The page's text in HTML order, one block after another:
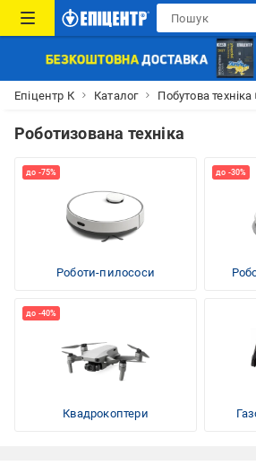
Епіцентр К Каталог Побутова техніка
Роботизована техніка
Роботи-пилососи
Квадрокоптери